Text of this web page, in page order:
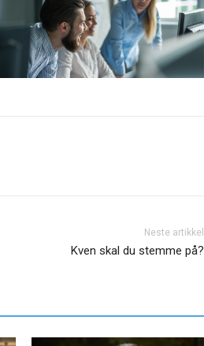
Neste artikkel
Kven skal du stemme på?